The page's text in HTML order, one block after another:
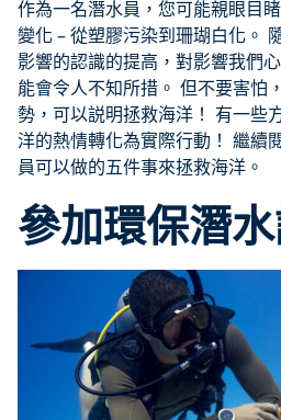
作為一名潛水員，您可能親眼目
變化 – 從塑膠污染到珊瑚白化。
影響的認識的提高，對影響我們
能會令人不知所措。 但不要害怕
勢，可以説明拯救海洋！ 有一些
洋的熱情轉化為實際行動！ 繼續
員可以做的五件事來拯救海洋。
參加環保潛